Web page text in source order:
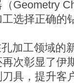
Geometry
选择正确的
加工领域的
次彰显了伊
具，提升客